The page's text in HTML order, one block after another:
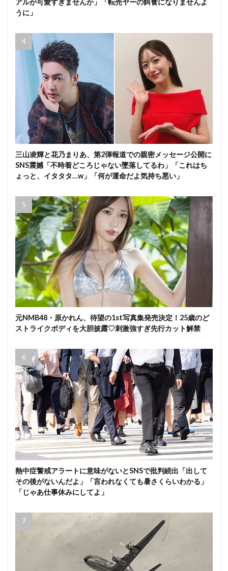
うに」
三山凌輝と花乃まりあ、第2弾報道での親密メッセージ公開に
SNS震撼「不時着どころじゃない墜落してるわ」「これはち
ょっと、イタタタ…w」「何が運命だよ気持ち悪い」
元NMB48・原かれん、待望の1st写真集発売決定！25歳のど
ストライクボディを大胆披露♡刺激強すぎ先行カット解禁
熱中症警戒アラートに意味がないとSNSで批判続出「出して
その後がないんだよ」「言われなくても暑さくらいわかる」
「じゃあ仕事休みにしてよ」